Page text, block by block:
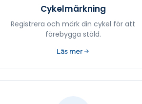
Cykelmärkning
Registrera och märk din cykel för att
förebygga stöld.
Läs mer